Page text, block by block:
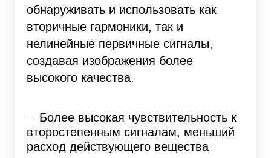
обнаруживать и использовать как
вторичные гармоники, так и
нелинейные первичные сигналы,
создавая изображения более
высокого качества.
Более высокая чувствительность к
второстепенным сигналам, меньший
расход действующего вещества